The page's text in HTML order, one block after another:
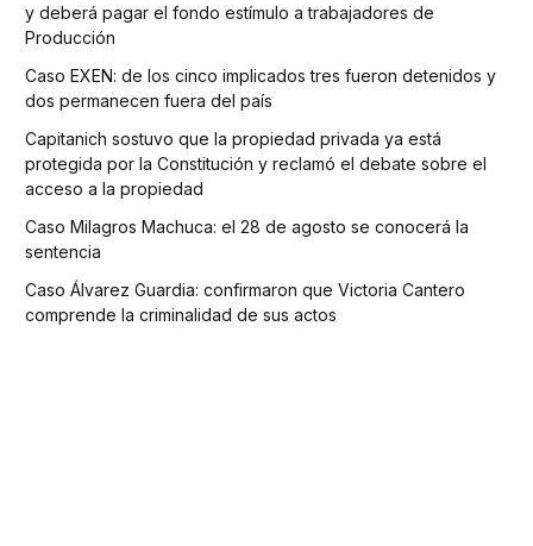
y deberá pagar el fondo estímulo a trabajadores de
Producción
Caso EXEN: de los cinco implicados tres fueron detenidos y
dos permanecen fuera del país
Capitanich sostuvo que la propiedad privada ya está
protegida por la Constitución y reclamó el debate sobre el
acceso a la propiedad
Caso Milagros Machuca: el 28 de agosto se conocerá la
sentencia
Caso Álvarez Guardia: confirmaron que Victoria Cantero
comprende la criminalidad de sus actos